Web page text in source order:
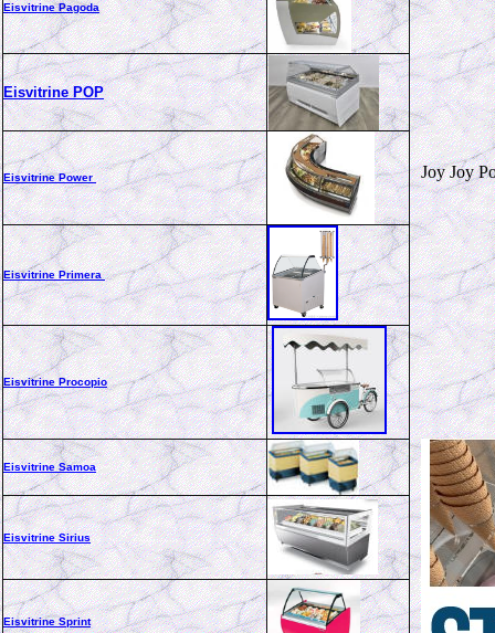
Eisvitrine Pagoda
Eisvitrine POP
Eisvitrine Power
Eisvitrine Primera
Eisvitrine Procopio
Eisvitrine Samoa
Eisvitrine Sirius
Eisvitrine Sprint
Joy Joy